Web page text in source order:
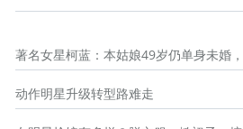
著名女星柯蓝：本姑娘49岁仍单身未婚，
动作明星升级转型路难走